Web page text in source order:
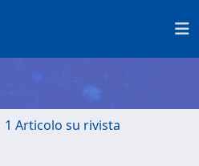
1 Articolo su rivista